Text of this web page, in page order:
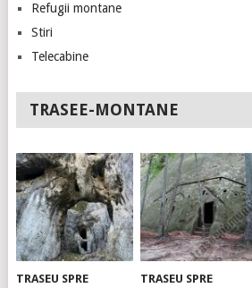
Refugii montane
Stiri
Telecabine
TRASEE-MONTANE
TRASEU SPRE TRASEU SPRE